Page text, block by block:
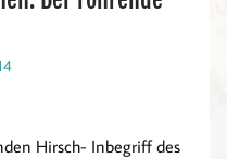
Hirsch- Inbegriff des